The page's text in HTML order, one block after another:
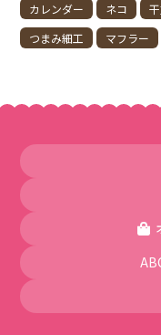
カレンダー
ネコ
つまみ細工
マフラー